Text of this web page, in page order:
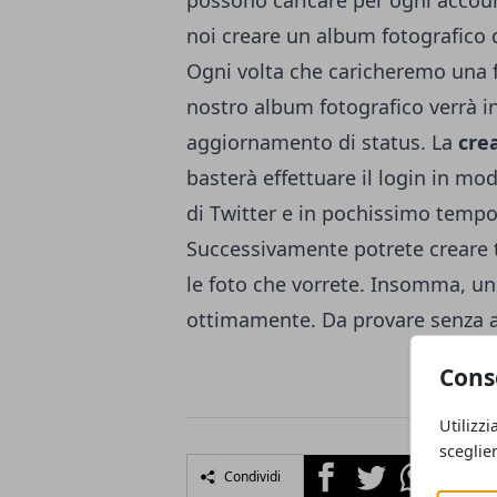
noi creare un album fotografico
Ogni volta che caricheremo
nostro album fotografico verrà
aggiornamento di status. La
basterà effettuare il login in
di Twitter e in pochissimo
Successivamente potrete
le foto che vorrete. Insomma,
ottimamente. Da provare senza
Condividi FacebookTwitterWhatsapp